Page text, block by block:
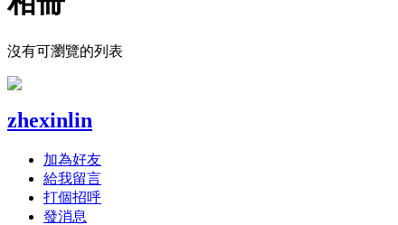
沒有可瀏覽的列表
zhexinlin
加為好友
給我留言
打個招呼
發消息